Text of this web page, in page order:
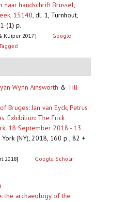
naar handschrift Brussel,
15140, dl. 1, Turnhout,
(1) p.
Kuiper 2017]
Google
Wynn Ainsworth & Till-
Bruges: Jan van Eyck, Petrus
Exhibition: The Frick
18 September 2018 - 13
(NY), 2018, 160 p., 82 +
2018]
Google Scholar
the archaeology of the